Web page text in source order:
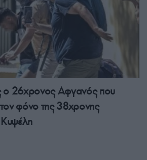
ο 26χρονος Αφγανός που
τον φόνο της 38χρονης